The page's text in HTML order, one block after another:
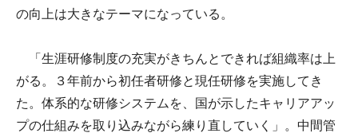
の向上は大きなテーマになっている。
「生涯研修制度の充実がきちんとできれば組織率は上
がる。３年前から初任者研修と現任研修を実施してき
た。体系的な研修システムを、国が示したキャリアアッ
プの仕組みを取り込みながら練り直していく」。中間管